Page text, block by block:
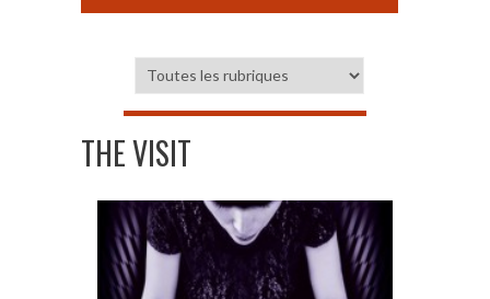
THE VISIT